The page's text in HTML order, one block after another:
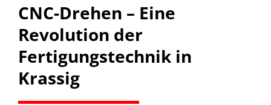
CNC-Drehen – Eine
Revolution der
Fertigungstechnik in
Krassig